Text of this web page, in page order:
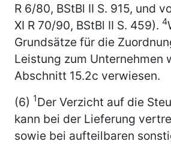
R 6/80, BStBl II S. 915, und
XI R 70/90, BStBl II S. 459). 4
Grundsätze für die
Leistung zum Unternehmen
Abschnitt 15.2c verwiesen.
(6) 1Der Verzicht auf die
kann bei der Lieferung
sowie bei aufteilbaren